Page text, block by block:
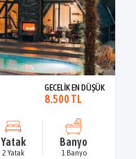
GECELİK EN DÜŞÜK
8.500 TL
Yatak
2 Yatak
Banyo
1 Banyo